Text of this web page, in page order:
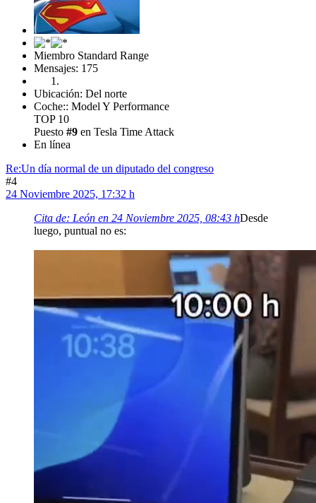
Miembro Standard Range
Mensajes: 175
Ubicación: Del norte
Coche:: Model Y Performance
TOP 10
Puesto #9 en Tesla Time Attack
En línea
Re:Un día normal de un diputado del congreso
#4
24 Noviembre 2025, 17:32 h
Cita de: León en 24 Noviembre 2025, 08:43 hDesde
luego, puntual no es: